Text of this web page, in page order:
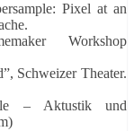
Pixel at an
Workshop
Schweizer Theater.
– Aktustik und